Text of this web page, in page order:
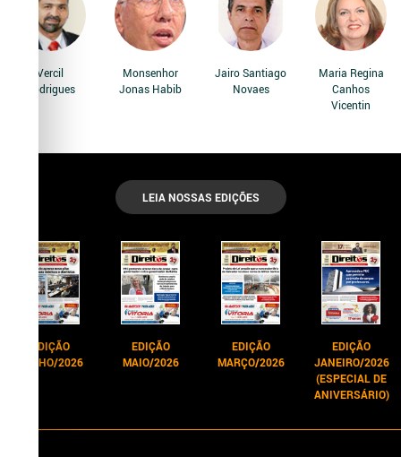
Vercil
Rodrigues
Monsenhor
Jonas Habib
Jairo Santiago
Novaes
Maria Regina
Canhos
Vicentin
LEIA NOSSAS EDIÇÕES
EDIÇÃO
JUNHO/2026
EDIÇÃO
MAIO/2026
EDIÇÃO
MARÇO/2026
EDIÇÃO
JANEIRO/2026
(ESPECIAL DE
ANIVERSÁRIO)